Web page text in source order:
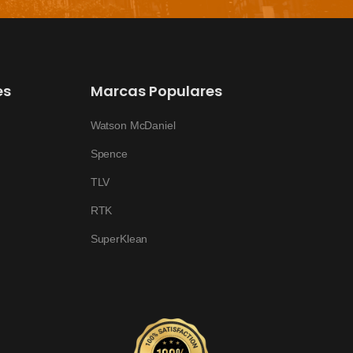
Marcas Populares
Watson McDaniel
Spence
TLV
RTK
SuperKlean